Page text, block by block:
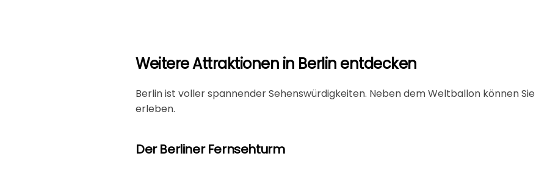
Weitere Attraktionen in Berlin entdecken
Berlin ist voller spannender Sehenswürdigkeiten. Neben dem Weltballon können
erleben.
Der Berliner Fernsehturm